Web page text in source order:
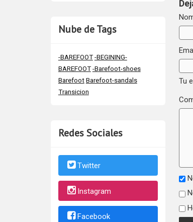
Nube de Tags
-BAREFOOT -BEGINING-
BAREFOOT -Barefoot-shoes
Barefoot Barefoot-sandals
Transicion
Redes Sociales
Twitter
Instagram
Facebook
Tu